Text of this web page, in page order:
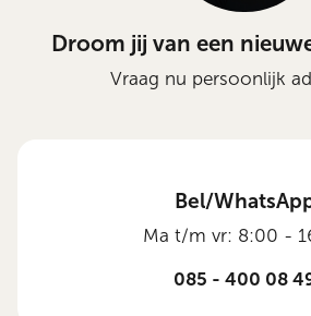
Droom jij van een
Vraag nu persoonlijk
Bel/
Ma t/m vr: 8:00 -
085 - 400 08